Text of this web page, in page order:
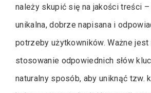
należy skupić się na jakości treści
unikalna, dobrze napisana i
potrzeby użytkowników. Ważne
stosowanie odpowiednich słów
naturalny sposób, aby uniknąć tzw.